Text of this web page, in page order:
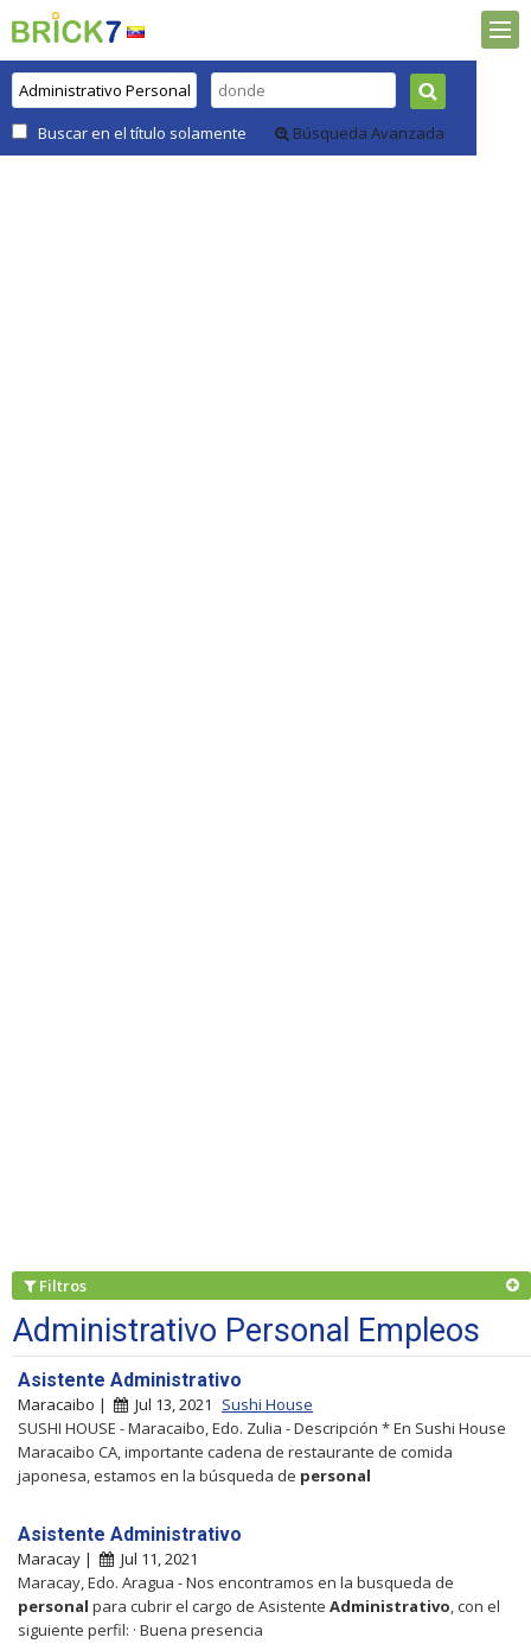
Buscar en el título solamente Búsqueda Avanzada
Filtros
Administrativo Personal Empleos
Asistente Administrativo
Maracaibo | Jul 13, 2021
Sushi House
SUSHI HOUSE - Maracaibo, Edo. Zulia - Descripción * En Sushi House
Maracaibo CA, importante cadena de restaurante de comida
japonesa, estamos en la búsqueda de personal
Asistente Administrativo
Maracay |
Jul 11, 2021
Maracay, Edo. Aragua - Nos encontramos en la busqueda de
personal para cubrir el cargo de Asistente Administrativo , con el
siguiente perfil: · Buena presencia